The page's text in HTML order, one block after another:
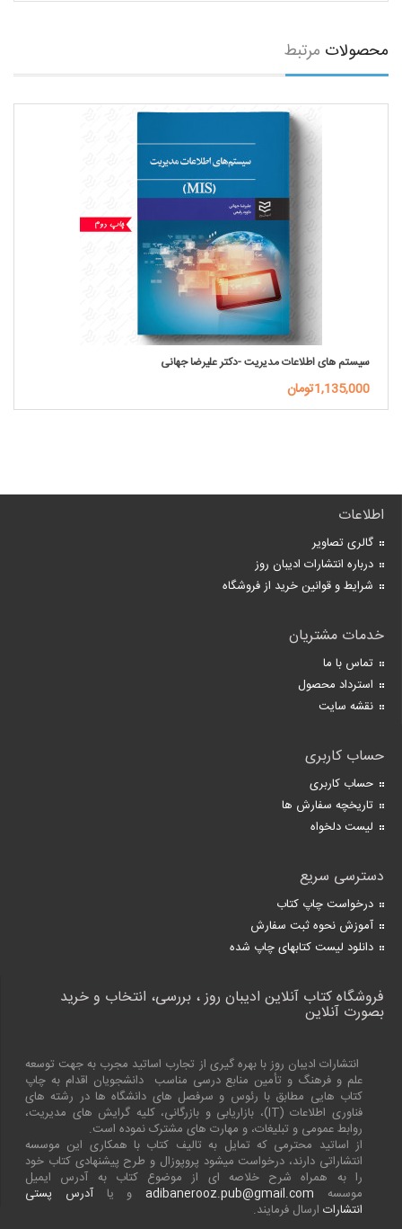
محصولات مرتبط
سیستم های اطلاعات مدیریت -دکتر علیرضا جهانی
1,135,000تومان
اطلاعات
گالری تصاویر
درباره انتشارات ادیبان روز
شرایط و قوانین خرید از فروشگاه
خدمات مشتریان
تماس با ما
استرداد محصول
نقشه سایت
حساب کاربری
حساب کاربری
تاریخچه سفارش ها
لیست دلخواه
دسترسی سریع
درخواست چاپ کتاب
آموزش نحوه ثبت سفارش
دانلود لیست کتابهای چاپ شده
فروشگاه کتاب آنلاین ادیبان روز ، بررسی، انتخاب و خرید
بصورت آنلاین
انتشارات ادیبان روز با بهره گیری از تجارب اساتید مجرب به جهت توسعه
علم و فرهنگ و تأمین منابع درسی مناسب دانشجویان اقدام به چاپ
کتاب هایی مطابق با رئوس و سرفصل های دانشگاه ها در رشته های
فناوری اطلاعات (IT)، بازاریابی و بازرگانی، کلیه گرایش های مدیریت،
روابط عمومی و تبلیغات، و مهارت های مشترک نموده است.
از اساتید محترمی که تمایل به تالیف کتاب با همکاری این موسسه
انتشاراتی دارند، درخواست میشود پروپوزال و طرح پیشنهادی کتاب خود
را به همراه شرح خلاصه ای از موضوع کتاب به آدرس ایمیل
موسسه adibanerooz.pub@gmail.comو یاآدرس پستی
انتشارات ارسال فرمایند.